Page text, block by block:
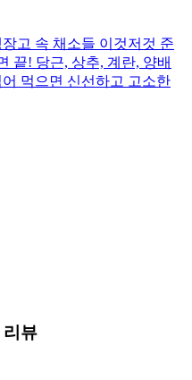
고 속 채소들 이것저것 준
끝! 당근, 상추, 계란, 양배
먹으면 신선하고 고소한
리뷰